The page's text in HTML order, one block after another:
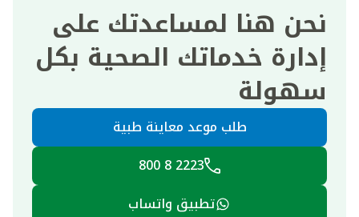
نحن هنا لمساعدتك على
إدارة خدماتك الصحية بكل
سهولة
طلب موعد معاينة طبية
2223 8 800
تطبيق واتساب